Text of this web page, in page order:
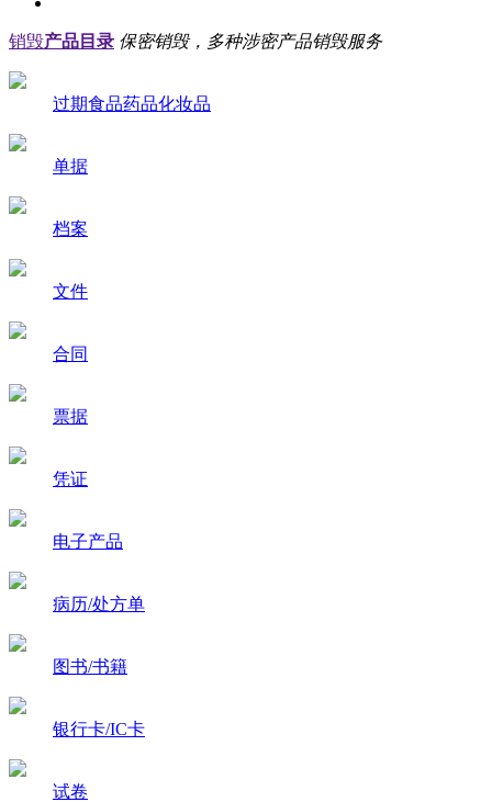
销毁产品目录 保密销毁，多种涉密产品销毁服务
过期食品药品化妆品
单据
档案
文件
合同
票据
凭证
电子产品
病历/处方单
图书/书籍
银行卡/IC卡
试卷